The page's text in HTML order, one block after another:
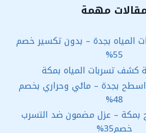
مهمة
المياه بجدة – بدون تكسير خصم
55%
تسربات المياه بمكة
بجدة – مائي وحراري بخصم
48%
– عزل مضمون ضد التسرب
خصم35%